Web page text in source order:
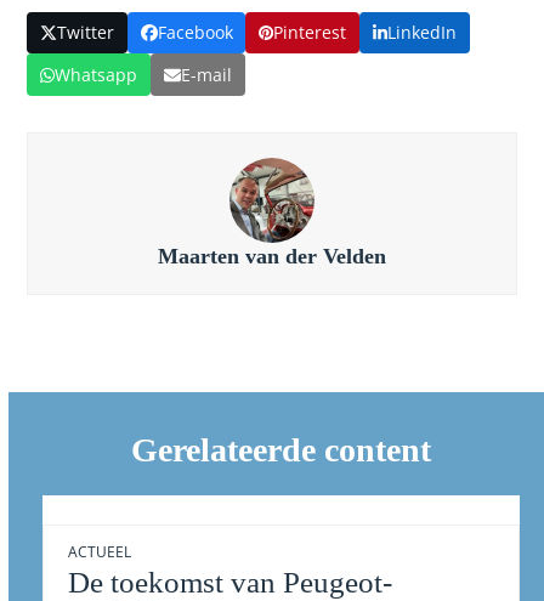
Twitter Facebook Pinterest
LinkedIn
Whatsapp
E-mail
Maarten van der Velden
Gerelateerde content
De toekomst van Peugeot-
ACTUEEL